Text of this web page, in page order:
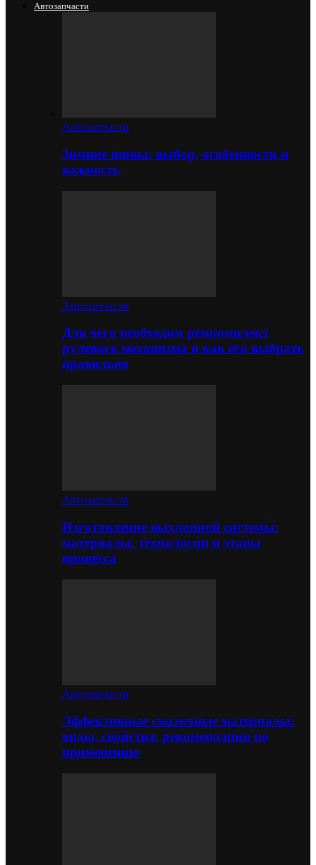
Автозапчасти
Автозапчасти
Зимние шины: выбор, особенности и
важность
Автозапчасти
Для чего необходим ремкомплект
рулевого механизма и как его выбрать
правильно
Автозапчасти
Изготовление выхлопной системы:
материалы, технологии и этапы
процесса
Автозапчасти
Эффективные смазочные материалы:
виды, свойства, рекомендации по
применению